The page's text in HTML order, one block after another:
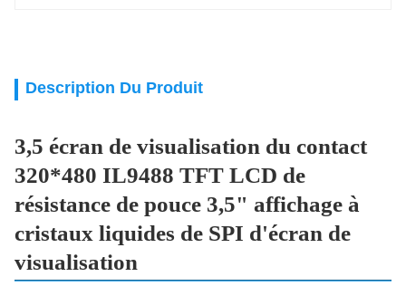
Description Du Produit
3,5 écran de visualisation du contact
320*480 IL9488 TFT LCD de
résistance de pouce 3,5" affichage à
cristaux liquides de SPI d'écran de
visualisation